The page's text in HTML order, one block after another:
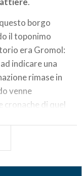
borgo
il toponimo
era Gromol:
indicare una
rimase in
venne
cronache di quel